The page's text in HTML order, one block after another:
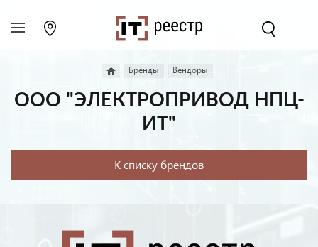
Бренды Вендоры
ООО "ЭЛЕКТРОПРИВОД НПЦ-
ИТ"
К списку брендов